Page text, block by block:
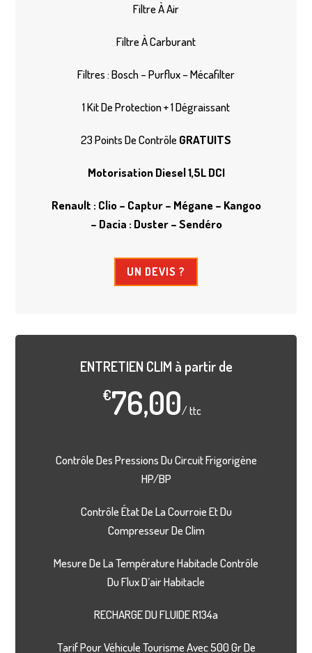
Filtre À Air
Filtre À Carburant
Filtres : Bosch – Purflux – Mécafilter
1 Kit De Protection + 1 Dégraissant
23 Points De Contrôle GRATUITS
Motorisation Diesel 1,5L DCI
Renault : Clio – Captur – Mégane – Kangoo
– Dacia : Duster – Sendéro
UN DEVIS ?
ENTRETIEN CLIM à partir de
€76,00/ttc
Contrôle Des Pressions Du Circuit Frigorigène
HP/BP
Contrôle État De La Courroie Et Du
Compresseur De Clim
Mesure De La Température Habitacle Contrôle
Du Flux D’air Habitacle
RECHARGE DU FLUIDE R134a
Tarif Pour Véhicule Tourisme Avec 500 Gr De